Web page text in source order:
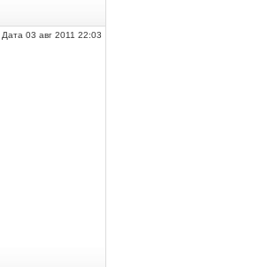
Дата 03 авг 2011 22:03